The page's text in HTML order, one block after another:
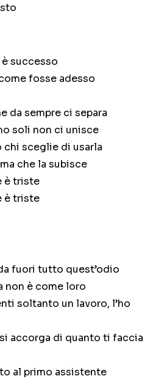
successo
fosse adesso
da sempre ci separa
soli non ci unisce
chi sceglie di usarla
che la subisce
è triste
è triste
fuori tutto quest’odio
non è come loro
soltanto un lavoro, l’ho
accorga di quanto ti faccia
al primo assistente